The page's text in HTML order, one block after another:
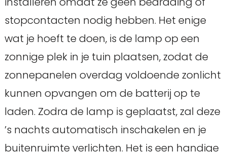
stopcontacten nodig hebben. Het enige
wat je hoeft te doen, is de lamp op een
zonnige plek in je tuin plaatsen, zodat de
zonnepanelen overdag voldoende zonlicht
kunnen opvangen om de batterij op te
laden. Zodra de lamp is geplaatst, zal deze
’s nachts automatisch inschakelen en je
buitenruimte verlichten. Het is een handige